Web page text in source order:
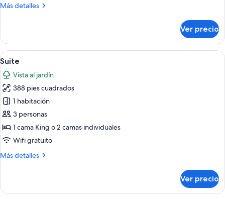
habitación
Más detalles
Más
doble
estándar,
1
habitación
Ver precio
Abrir
todas
las
fotos
de
Suite
Una habitación rústica con paredes
13
Suite
Vista al jardín
388 pies cuadrados
1 habitación
3 personas
1 cama King o 2 camas individuales
Wifi gratuito
Más detalles
Más
Ver precio